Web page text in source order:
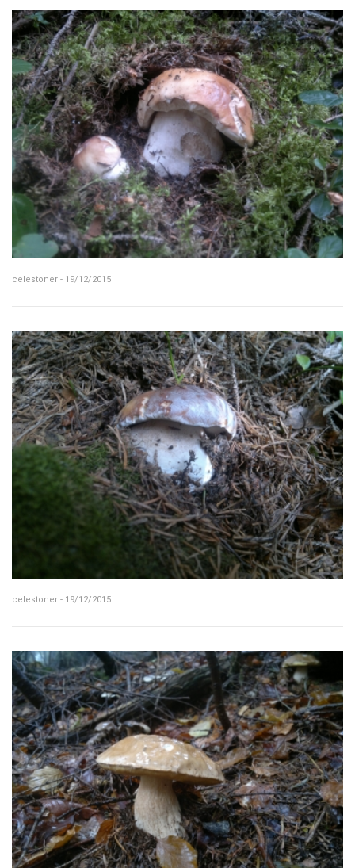
celestoner - 19/12/2015
celestoner - 19/12/2015